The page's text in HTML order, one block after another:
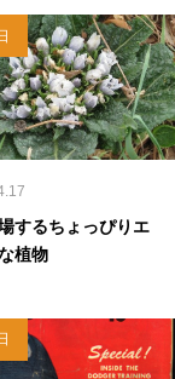
するちょっぴりエ
植物